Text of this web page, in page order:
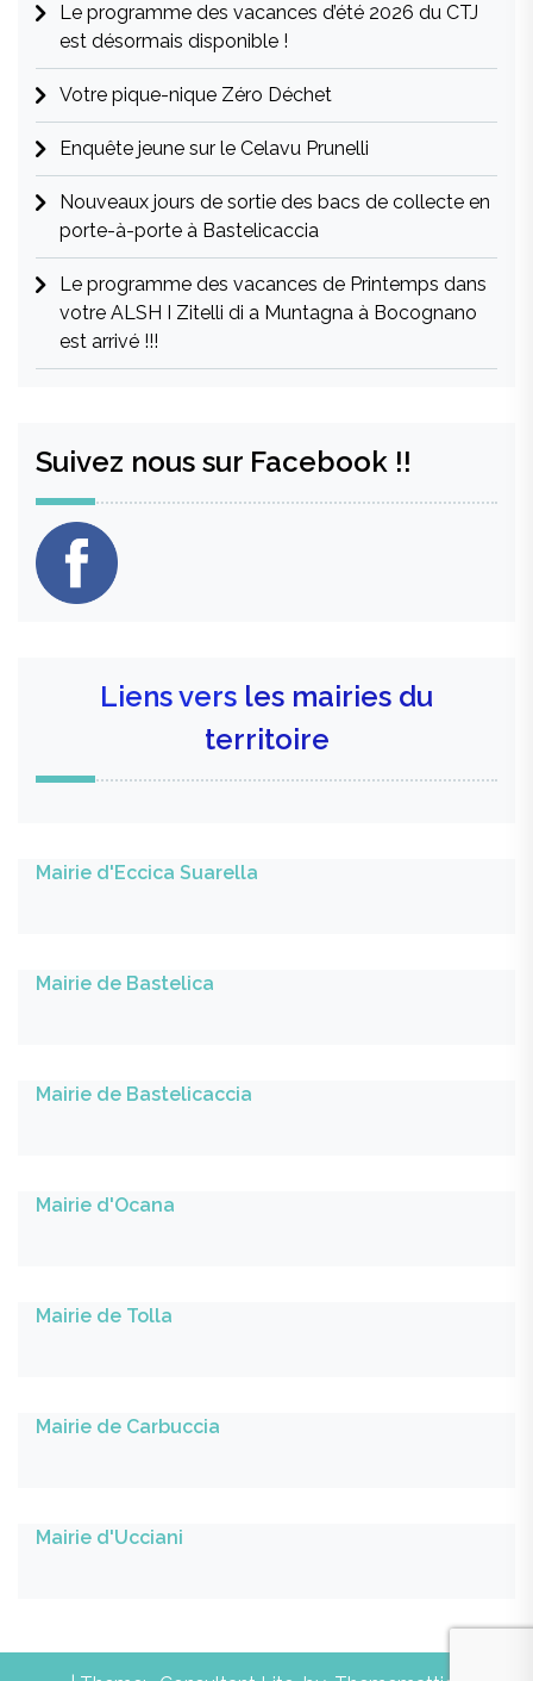
Le programme des vacances d’été 2026 du CTJ
est désormais disponible !
Votre pique-nique Zéro Déchet
Enquête jeune sur le Celavu Prunelli
Nouveaux jours de sortie des bacs de collecte en
porte-à-porte à Bastelicaccia
Le programme des vacances de Printemps dans
votre ALSH I Zitelli di a Muntagna à Bocognano
est arrivé !!!
Suivez nous sur Facebook !!
Liens vers les mairies du
territoire
Mairie d'Eccica Suarella
Mairie de Bastelica
Mairie de Bastelicaccia
Mairie d'Ocana
Mairie de Tolla
Mairie de Carbuccia
Mairie d'Ucciani